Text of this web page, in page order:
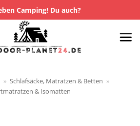
Camping! Du auch?
» Schlafsäcke, Matratzen & Betten »
& Isomatten